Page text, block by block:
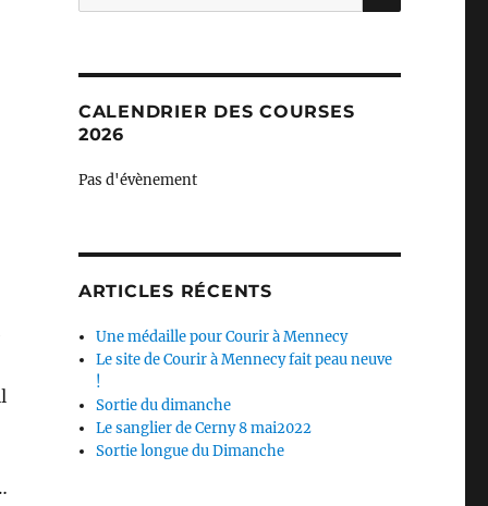
pour :
CALENDRIER DES COURSES
2026
Pas d'évènement
ARTICLES RÉCENTS
Une médaille pour Courir à Mennecy
Le site de Courir à Mennecy fait peau neuve
!
Sortie du dimanche
Le sanglier de Cerny 8 mai2022
Sortie longue du Dimanche